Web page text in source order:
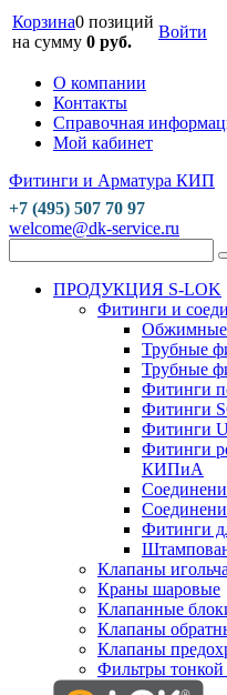
Корзина0 позиций
на сумму 0 руб.
Войти
О компании
Контакты
Справочная
Мой кабинет
Фитинги и Арматура КИП
+7 (495) 507 70 97
welcome@dk-service.ru
ПРОДУКЦИЯ S-LOK
Фитинги и
Обжимные
Трубные
Трубные
Фитинги
Фитинги
Фитинги
Фитинги
КИПиА
Фитинги
Клапаны
Краны шаровые
Клапанные
Клапаны
Клапаны
Фильтры тонкой